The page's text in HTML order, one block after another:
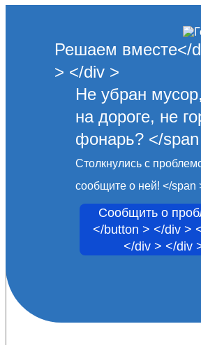
Решаем вместе</
> </div >
Не убран
на дороге, не
фонарь? </
Столкнулись с
сообщите о ней! </span
Сообщить о
</button > </div >
</div > </div